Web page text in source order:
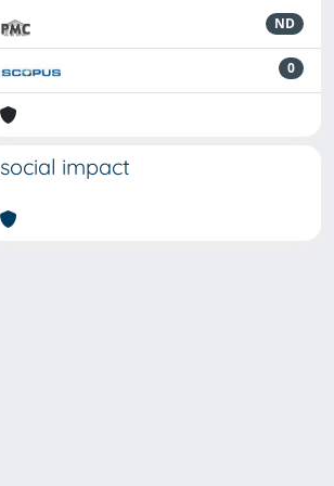
ND
0
social impact